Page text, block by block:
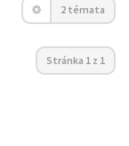
2 témata
Stránka 1 z 1